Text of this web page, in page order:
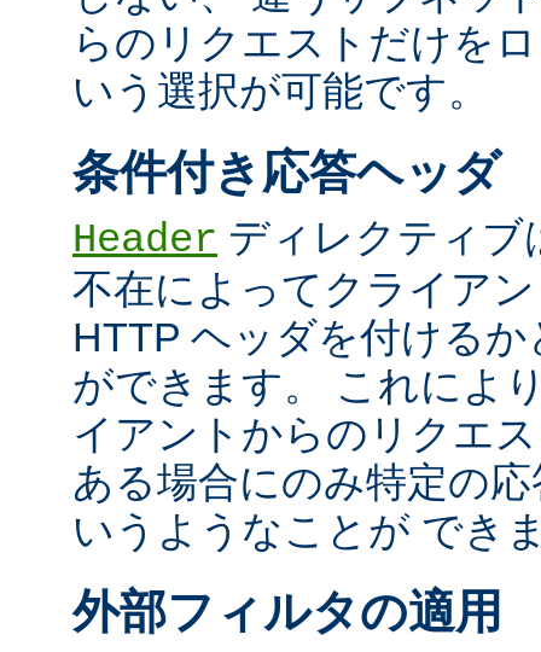
らのリクエストだけを
いう選択が可能です。
条件付き応答ヘッダ
Header ディレクティブ
不在によってクライア
HTTP ヘッダを付ける
ができます。 これによ
イアントからのリクエ
ある場合にのみ特定の
いうようなことが でき
外部フィルタの適用